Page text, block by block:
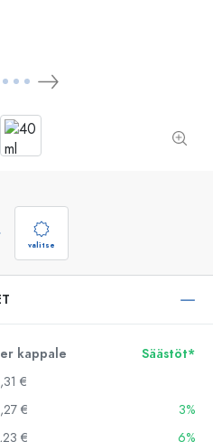
valitse
kappale
Säästöt*
€
€
3%
€
6%